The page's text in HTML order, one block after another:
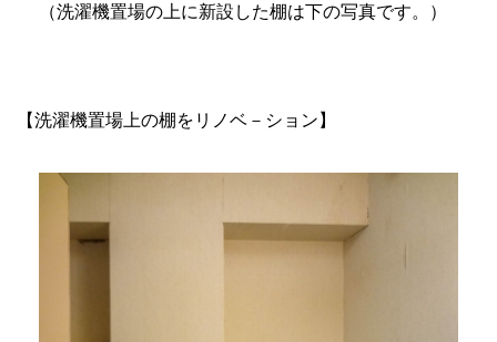
（洗濯機置場の上に新設した棚は下の写真です。）
【洗濯機置場上の棚をリノベ－ション】